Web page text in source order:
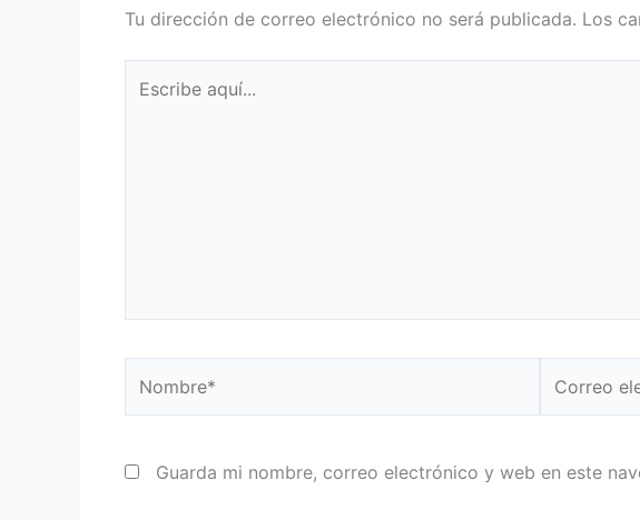
Tu dirección de correo electrónico no será publicada. Los
aquí...
Guarda mi nombre, correo electrónico y web en este